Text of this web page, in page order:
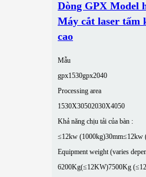
Dòng GPX Model
Máy cắt laser tấm
cao
Mẫu
gpx1530gpx2040
Processing area
1530X30502030X4050
Khả năng chịu tải của bàn :
≤12kw (1000kg)30mm≤12kw
Equipment weight (varies
6200Kg(≤12KW)7500Kg